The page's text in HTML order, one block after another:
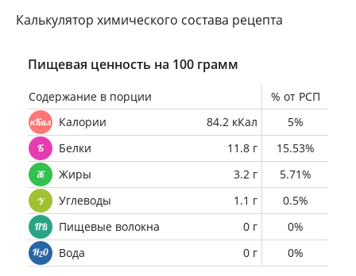
Калькулятор химического состава рецепта
Пищевая ценность на 100 грамм
Содержание в порции
% от РСП
Калории
84.2 кКал
5%
Белки
11.8 г
15.53%
Жиры
3.2 г
5.71%
Углеводы
1.1 г
0.5%
Пищевые волокна
0 г
0%
Вода
0 г 0%